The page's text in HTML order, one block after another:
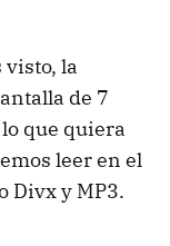
visto, la
de 7
que quiera
leer en el
Divx y MP3.